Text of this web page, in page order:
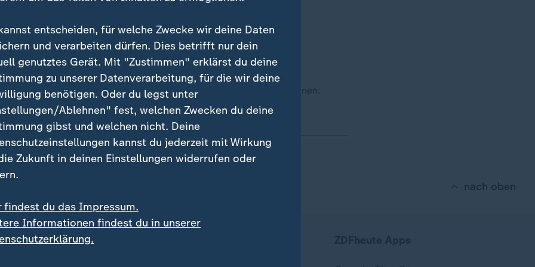
zum Schutz der Hochsee soll Umweltschutz und -nutzung vereinen.
nach oben
ZDFheute
entscheiden, für welche Zwecke wir deine Daten
und verarbeiten dürfen. Dies betrifft nur dein
genutztes Gerät. Mit "Zustimmen" erklärst du deine
zu unserer Datenverarbeitung, für die wir deine
benötigen. Oder du legst unter
Ablehnen" fest, welchen Zwecken du deine
gibst und welchen nicht. Deine
kannst du jederzeit mit Wirkung
Zukunft in deinen Einstellungen widerrufen oder
findest du das Impressum.
Informationen findest du in unserer